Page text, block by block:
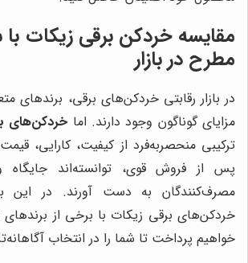
مقایسه خردکن برقی زیکات با
مطرح در بازار
در بازار رقابتی خردکن‌های برقی، برندهای
مزایای گوناگون وجود دارند. اما خردکن‌های
ترکیبی منحصربه‌فرد از کیفیت، کارایی،
پس از فروش قوی، توانسته‌اند جایگاه
مصرف‌کنندگان به دست آورند. در این
خردکن‌های برقی زیکات با برخی از برندهای
خواهیم پرداخت تا شما را در انتخاب